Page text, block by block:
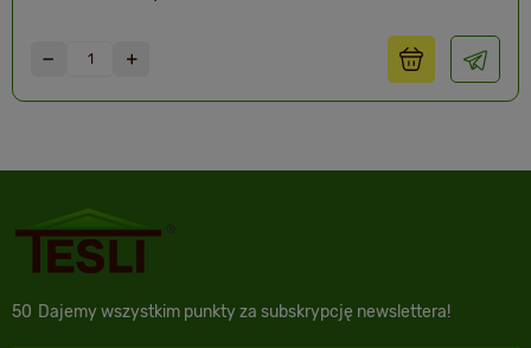
50 Dajemy wszystkim punkty za subskrypcję newslettera!